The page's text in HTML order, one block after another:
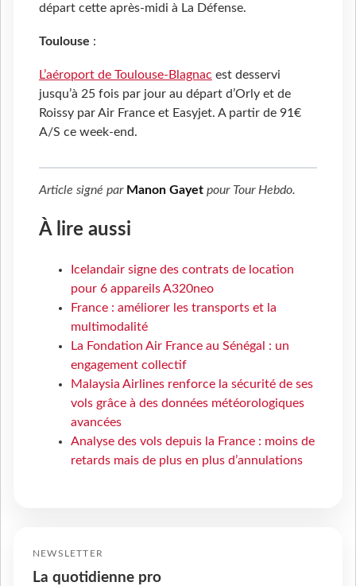
départ cette après-midi à La Défense.
Toulouse :
L’aéroport de Toulouse-Blagnac est desservi
jusqu’à 25 fois par jour au départ d’Orly et de
Roissy par Air France et Easyjet. A partir de 91€
A/S ce week-end.
Article signé par Manon Gayet pour Tour Hebdo.
À lire aussi
Icelandair signe des contrats de location
pour 6 appareils A320neo
France : améliorer les transports et la
multimodalité
La Fondation Air France au Sénégal : un
engagement collectif
Malaysia Airlines renforce la sécurité de ses
vols grâce à des données météorologiques
avancées
Analyse des vols depuis la France : moins de
retards mais de plus en plus d’annulations
NEWSLETTER
La quotidienne pro